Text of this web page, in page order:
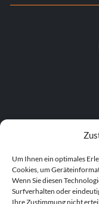
Um Ihnen ein optimales
Cookies, um
Wenn Sie diesen
Surfverhalten oder
Ihre Zustimmung nicht